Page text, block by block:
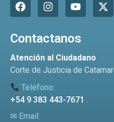
Contactanos
Atención al Ciudadano
Corte de Justicia de
Teléfono:
+54 9 383 443-7671
✉ Email: